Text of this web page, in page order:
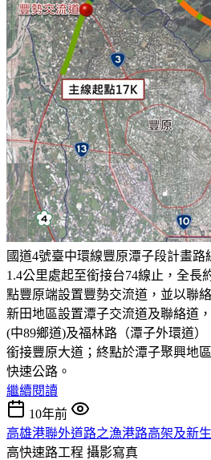
國道4號臺中環線豐原潭子段計畫
1.4公里處起至銜接台74線止，全長
點豐原端設置豐勢交流道，並以聯
新田地區設置潭子交流道及聯絡道
(中89鄉道)及福林路（潭子外環道
銜接豐原大道；終點於潭子聚興地
快速公路。
繼續閱讀
10年前
高雄港聯外道路之漁港路高架及新
高快速路工程 攝影寫真